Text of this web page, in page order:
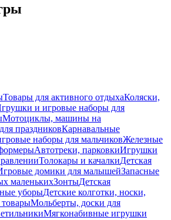
Товары для активного отдыхаКоляски,
и игровые наборы для
Мотоциклы, машины на
праздниковКарнавальные
наборы для мальчиковЖелезные
Автотреки, парковкиИгрушки
Толокары и качалкиДетская
домики для малышейЗапасные
маленькихЗонтыДетская
уборыДетские колготки, носки,
Мольберты, доски для
Мягконабивные игрушки